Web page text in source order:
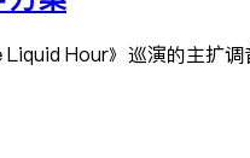
Hour》巡演的主扩